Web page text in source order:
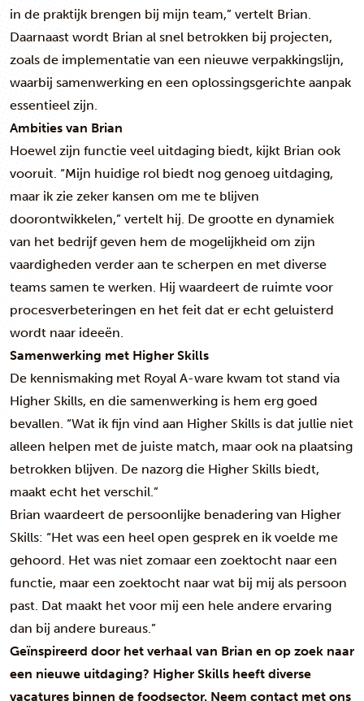
in de praktijk brengen bij mijn team,” vertelt Brian.
Daarnaast wordt Brian al snel betrokken bij projecten,
zoals de implementatie van een nieuwe verpakkingslijn,
waarbij samenwerking en een oplossingsgerichte aanpak
essentieel zijn.
Ambities van Brian
Hoewel zijn functie veel uitdaging biedt, kijkt Brian ook
vooruit. “Mijn huidige rol biedt nog genoeg uitdaging,
maar ik zie zeker kansen om me te blijven
doorontwikkelen,” vertelt hij. De grootte en dynamiek
van het bedrijf geven hem de mogelijkheid om zijn
vaardigheden verder aan te scherpen en met diverse
teams samen te werken. Hij waardeert de ruimte voor
procesverbeteringen en het feit dat er echt geluisterd
wordt naar ideeën.
Samenwerking met Higher Skills
De kennismaking met Royal A-ware kwam tot stand via
Higher Skills, en die samenwerking is hem erg goed
bevallen. “Wat ik fijn vind aan Higher Skills is dat jullie niet
alleen helpen met de juiste match, maar ook na plaatsing
betrokken blijven. De nazorg die Higher Skills biedt,
maakt echt het verschil.”
Brian waardeert de persoonlijke benadering van Higher
Skills: “Het was een heel open gesprek en ik voelde me
gehoord. Het was niet zomaar een zoektocht naar een
functie, maar een zoektocht naar wat bij mij als persoon
past. Dat maakt het voor mij een hele andere ervaring
dan bij andere bureaus.”
Geïnspireerd door het verhaal van Brian en op zoek naar
een nieuwe uitdaging? Higher Skills heeft diverse
vacatures binnen de foodsector. Neem contact met ons